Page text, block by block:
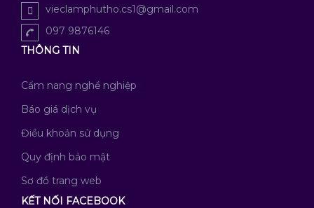
vieclamphutho.cs1@gmail.com
097 9876146
THÔNG TIN
Cẩm nang nghề nghiệp
Báo giá dịch vụ
Điều khoản sử dụng
Quy định bảo mật
Sơ đồ trang web
KẾT NỐI FACEBOOK